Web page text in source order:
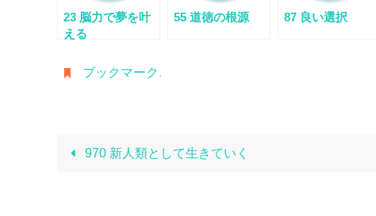
23 脳力で夢を叶
える
55 道徳の根源 87 良い選択
ブックマーク .
970 新人類として生きていく